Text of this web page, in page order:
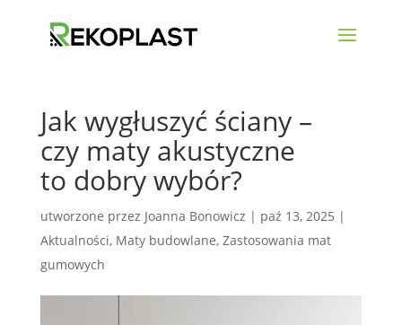
Jak wygłuszyć ściany –
czy maty akustyczne
to dobry wybór?
utworzone przez Joanna Bonowicz | paź 13, 2025 |
Aktualności, Maty budowlane, Zastosowania mat
gumowych